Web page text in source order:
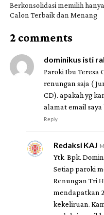
Berkonsolidasi memilih hanya
Calon Terbaik dan Menang
2 comments
dominikus isti
Paroki Ibu Teresa
renungan saja (
CD). apakah yg
alamat email saya
Reply
Redaksi KAJ
Ytk. Bpk.
Setiap paroki
Renungan Tri
mendapatkan
kekeliruan.